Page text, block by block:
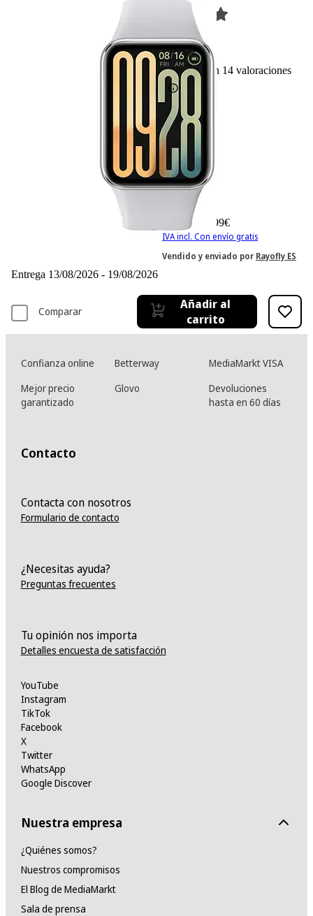
14Basado en 14 valoraciones
69,99€
65,99 €
65,99€
IVA incl. Con envío gratis
Vendido y enviado por Rayofly ES
Entrega 13/08/2026 - 19/08/2026
Comparar
Añadir al
carrito
Confianza online Betterway
MediaMarkt VISA
Mejor precio
garantizado
Glovo
Devoluciones
hasta en 60 días
Contacto
Contacta con nosotros
Formulario de contacto
¿Necesitas ayuda?
Preguntas frecuentes
Tu opinión nos importa
Detalles encuesta de satisfacción
YouTube
Instagram
TikTok
Facebook
X
Twitter
WhatsApp
Google Discover
Nuestra empresa
¿Quiénes somos?
Nuestros compromisos
El Blog de MediaMarkt
Sala de prensa